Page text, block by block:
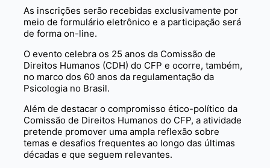
As inscrições serão recebidas exclusivamente por
meio de formulário eletrônico e a participação será
de forma on-line.
O evento celebra os 25 anos da Comissão de
Direitos Humanos (CDH) do CFP e ocorre, também,
no marco dos 60 anos da regulamentação da
Psicologia no Brasil.
Além de destacar o compromisso ético-político da
Comissão de Direitos Humanos do CFP, a atividade
pretende promover uma ampla reflexão sobre
temas e desafios frequentes ao longo das últimas
décadas e que seguem relevantes.